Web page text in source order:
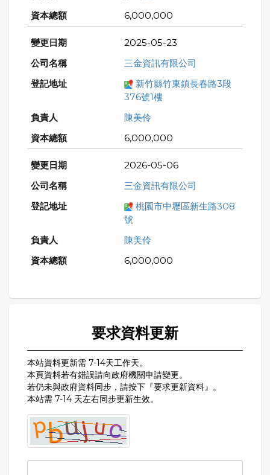
6,000,000
2025-05-23
三金資訊有限公司
新竹縣竹東鎮長春路3段
376號1樓
陳美伶
6,000,000
2026-05-06
三金資訊有限公司
桃園市中壢區新生路308
號
陳美伶
6,000,000
要求資料更新
本站資料更新需 7-14天工作天。
本頁資料若有錯誤請向政府機關申請變更。
若仍未與政府資料同步，請按下『要求更新資料』。
本站需 7-14 天左右同步更新生效。